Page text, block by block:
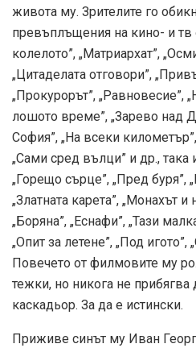
живота му. Зрителите го
превъплъщения на кино- и тв
колелото”, „Матриархат”,
„Цитаделата отговори”,
„Прокурорът”, „Равновесие”,
лошото време”, „Зарево над
София”, „На всеки
„Сами сред вълци” и др., така
„Горещо сърце”, „Пред
„Златната карета”, „Монахът и
„Боряна”, „Еснафи”, „Тази
„Опит за летене”, „Под
Повечето от филмовите му
тежки, но никога не
каскадьор. За да е истински.
Приживе синът му Иван